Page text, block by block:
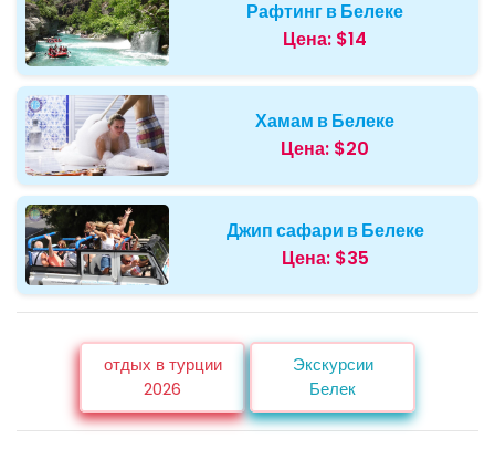
Рафтинг в Белеке
Цена: $14
Хамам в Белеке
Цена: $20
Джип сафари в Белеке
Цена: $35
отдых в турции
2026
Экскурсии
Белек